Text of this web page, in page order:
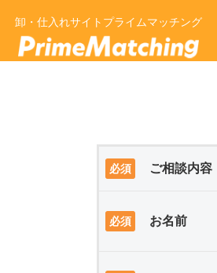
卸・仕入れサイトプライムマッチング
必須 ご相談内容
必須 お名前